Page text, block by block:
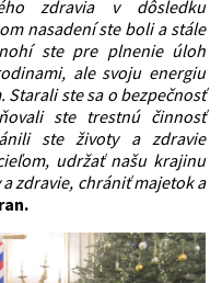
zdravia v dôsledku
nasadení ste boli a stále
ste pre plnenie úloh
ale svoju energiu
Starali ste sa o bezpečnosť
ste trestnú činnosť
ste životy a zdravie
udržať našu krajinu
zdravie, chrániť majetok a